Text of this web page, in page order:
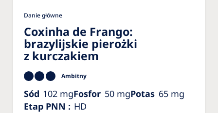
Danie główne
Coxinha de Frango:
brazylijskie pierożki
z kurczakiem
Ambitny
Sód 102 mgFosfor 50 mgPotas 65 mg
Etap PNN : HD